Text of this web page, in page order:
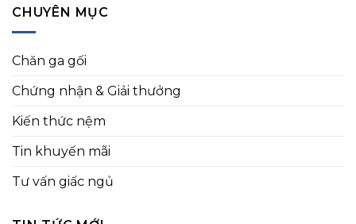
CHUYÊN MỤC
Chăn ga gối
Chứng nhận & Giải thưởng
Kiến thức nệm
Tin khuyến mãi
Tư vấn giấc ngủ